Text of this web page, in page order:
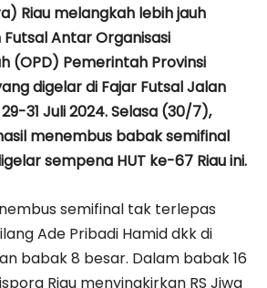
Riau melangkah lebih jauh
Antar Organisasi
(OPD) Pemerintah Provinsi
digelar di Fajar Futsal Jalan
31 Juli 2024. Selasa (30/7),
menembus babak semifinal
sempena HUT ke-67 Riau ini.
semifinal tak terlepas
Ade Pribadi Hamid dkk di
babak 8 besar. Dalam babak 16
Riau menyingkirkan RS Jiwa